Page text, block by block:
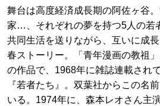
舞台は高度経済成長期の阿佐ヶ谷
家…、それぞれの夢を持つ5人の若
共同生活を送りながら、互いに成
春ストーリー。「青年漫画の教祖
の作品で、1968年に雑誌連載され
『若者たち』。双葉社からこの名
いる。1974年に、森本レオさん主